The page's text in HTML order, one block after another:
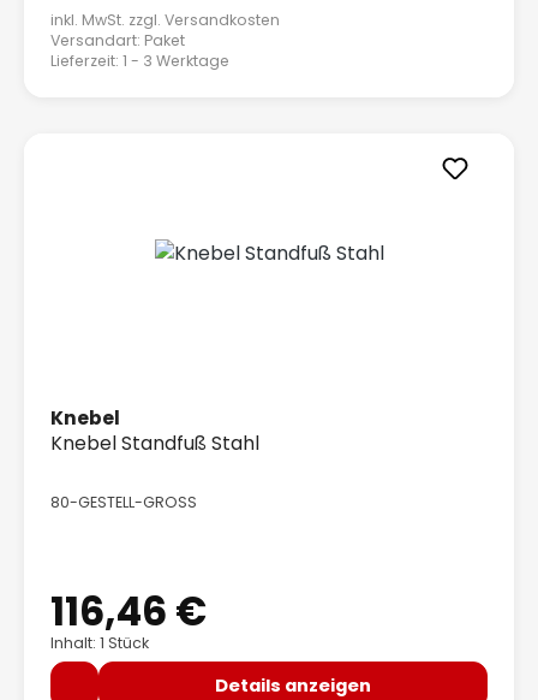
inkl. MwSt. zzgl. Versandkosten
Versandart: Paket
Lieferzeit: 1 - 3 Werktage
Knebel
Knebel Standfuß Stahl
80-GESTELL-GROSS
Regulärer Preis:
116,46 €
Inhalt: 1 Stück
Details anzeigen